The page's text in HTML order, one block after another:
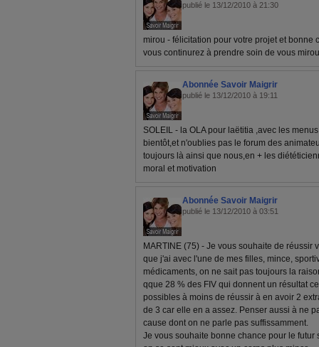
publié le 13/12/2010 à 21:30
mirou - félicitation pour votre projet et bonne
vous continurez à prendre soin de vous mirou
Abonnée Savoir Maigrir
publié le 13/12/2010 à 19:11
SOLEIL - la OLA pour laëtitia ,avec les
bientôt,et n'oublies pas le forum des
toujours là ainsi que nous,en + les
moral et motivation
Abonnée Savoir Maigrir
publié le 13/12/2010 à 03:51
MARTINE (75) - Je vous souhaite de réussir
que j'ai avec l'une de mes filles, mince,
médicaments, on ne sait pas toujours la
qque 28 % des FIV qui donnent un résultat
possibles à moins de réussir à en avoir 2
de 3 car elle en a assez. Penser aussi à ne
cause dont on ne parle pas suffissamment.
Je vous souhaite bonne chance pour le futur